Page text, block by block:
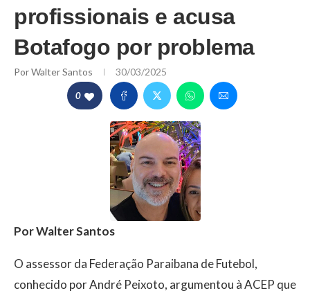
profissionais e acusa
Botafogo por problema
PorWalter Santos 30/03/2025
0
Por Walter Santos
O assessor da Federação Paraibana de Futebol,
conhecido por André Peixoto, argumentou à ACEP que